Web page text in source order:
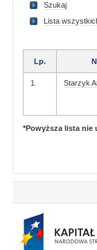
Szukaj
Lista
Lp.
1. Starzyk
*Powyższa lista nie